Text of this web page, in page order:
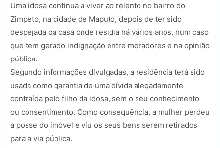
Uma idosa continua a viver ao relento no bairro do
Zimpeto, na cidade de Maputo, depois de ter sido
despejada da casa onde residia há vários anos, num caso
que tem gerado indignação entre moradores e na opinião
pública.
Segundo informações divulgadas, a residência terá sido
usada como garantia de uma dívida alegadamente
contraída pelo filho da idosa, sem o seu conhecimento
ou consentimento. Como consequência, a mulher perdeu
a posse do imóvel e viu os seus bens serem retirados
para a via pública.